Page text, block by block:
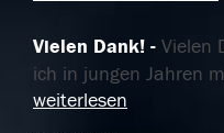
Vielen Dank!
Vielen
ich in jungen Jahren
weiterlesen